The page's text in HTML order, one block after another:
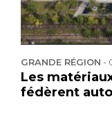
GRANDE RÉGION -
Les
fédèrent